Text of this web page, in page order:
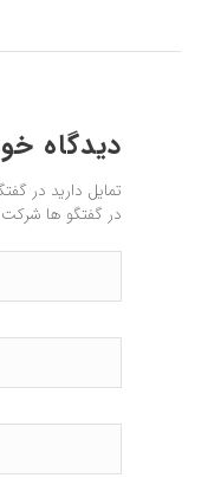
دیدگاه
تمایل دارید در
در گفتگو ها شرکت